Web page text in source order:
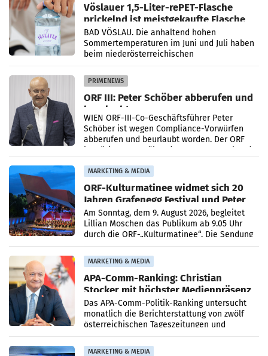
Vöslauer 1,5-Liter-rePET-Flasche
prickelnd ist meistgekaufte Flasche
Österreichs
BAD VÖSLAU. Die anhaltend hohen
Sommertemperaturen im Juni und Juli haben
beim niederösterreichischen
Getränkehersteller Vöslauer zu deutlichen
Absatzzuwächsen geführt. Während
PRIMENEWS
ORF III: Peter Schöber abberufen und
beurlaubt
WIEN ORF-III-Co-Geschäftsführer Peter
Schöber ist wegen Compliance-Vorwürfen
abberufen und beurlaubt worden. Der ORF
bestätigte gegenüber der APA entsprechende
MARKETING & MEDIA
ORF-Kulturmatinee widmet sich 20
Jahren Grafenegg Festival und Peter
Simonischek
Am Sonntag, dem 9. August 2026, begleitet
Lillian Moschen das Publikum ab 9.05 Uhr
durch die ORF-„Kulturmatinee“. Die Sendung
startet mit der Dokumentation „20 Jahre
Grafenegg
MARKETING & MEDIA
APA-Comm-Ranking: Christian
Stocker mit höchster Medienpräsenz
im Juli
Das APA-Comm-Politik-Ranking untersucht
monatlich die Berichterstattung von zwölf
österreichischen Tageszeitungen und
analysiert, welche Politikerinnen und
Politiker Österreichs die
MARKETING & MEDIA